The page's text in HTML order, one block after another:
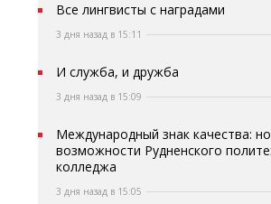
Все лингвисты с наградами
3 дня назад в 15:11
И служба, и дружба
3 дня назад в 15:09
Международный знак качества:
возможности Рудненского
колледжа
3 дня назад в 15:05